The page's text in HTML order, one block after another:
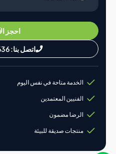
اتصل بنا: 97145689636
الخدمة متاحة في نفس اليوم
الفنيين المعتمدين
الرضا مضمون
منتجات صديقة للبيئة